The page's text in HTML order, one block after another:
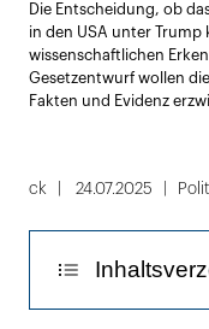
Die Entscheidung, ob
in den USA unter Trump
wissenschaftlichen
Gesetzentwurf wollen
Fakten und Evidenz
ck 24.07.2025